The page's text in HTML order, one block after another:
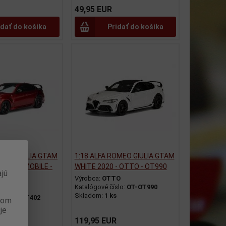
do košíka
49,95 EUR
Pridať do košíka
GIULIA GTAM
- OTTOMOBILE -
OT-OT402
1:18 ALFA ROMEO GIULIA GTAM
WHITE 2020 - OTTO - OT990
Výrobca: OTTO
Katalógové číslo: OT-OT990
Skladom: 1 ks
119,95 EUR